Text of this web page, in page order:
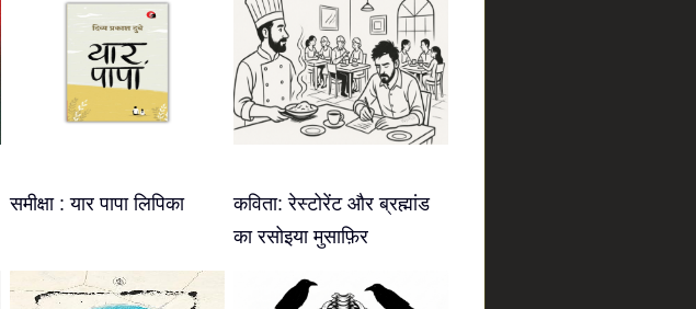
समीक्षा : यार पापा लिपिका
कविता: रेस्टोरेंट और ब्रह्मांड
का रसोइया मुसाफ़िर